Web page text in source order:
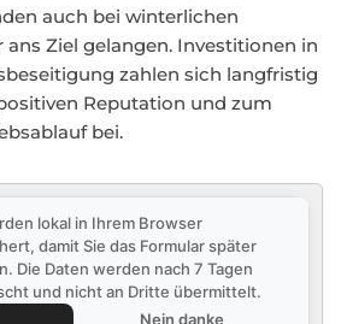
auch bei winterlichen
Ziel gelangen. Investitionen in
zahlen sich langfristig
Reputation und zum
bei.
lokal in Ihrem Browser
damit Sie das Formular später
Die Daten werden nach 7 Tagen
und nicht an Dritte übermittelt.
Nein danke